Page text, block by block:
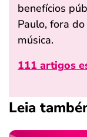
benefícios
Paulo, fora
música.
111 artigos
Leia